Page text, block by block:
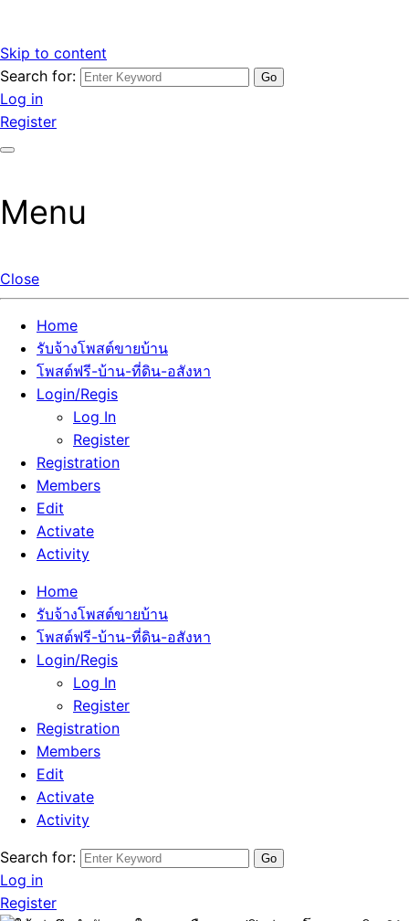
Skip to content
รับจ้างโพสต์ขายบ้านราคาถูก รับโพสต์ลงเว็บขายบ้าน ที่ดิน อสัง
หา โพสต์คุณภาพ ราคาคุ้มค่า แตกต่างกว่า
เว็บไซต์ รับจ้างโพสต์ขายบ้านราคาถูก อสังหา ทีดิน โพสต์ลงเว็บ
ขายบ้าน รับโพสต์ที่ดิน อสังหา เน้นผลงาน รับรองคุณภาพ ติดกู
เกิ้ลหน้าแรกทุกโพสต์ได้จริง ที่เดียวในไทย
Search for:
Log in
Register
Menu
Close
Home
รับจ้างโพสต์ขายบ้าน
โพสต์ฟรี-บ้าน-ที่ดิน-อสังหา
Login/Regis
Log In
Register
Registration
Members
Edit
Activate
Activity
Home
รับจ้างโพสต์ขายบ้าน
โพสต์ฟรี-บ้าน-ที่ดิน-อสังหา
Login/Regis
Log In
Register
Registration
Members
Edit
Activate
Activity
Search for:
Log in
Register